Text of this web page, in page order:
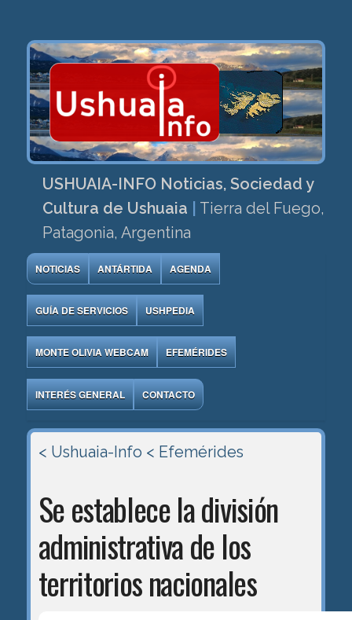
USHUAIA-INFO Noticias, Sociedad y
Cultura de Ushuaia
Tierra del Fuego,
Patagonia, Argentina
NOTICIAS ANTÁRTIDA AGENDA
GUÍA DE SERVICIOS USHPEDIA
MONTE OLIVIA WEBCAM EFEMÉRIDES
INTERÉS GENERAL CONTACTO
< Ushuaia-Info < Efemérides
Se establece la división
administrativa de los
territorios nacionales